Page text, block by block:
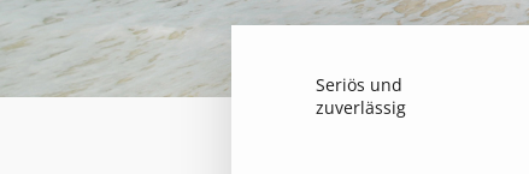
Seriös und
zuverlässig